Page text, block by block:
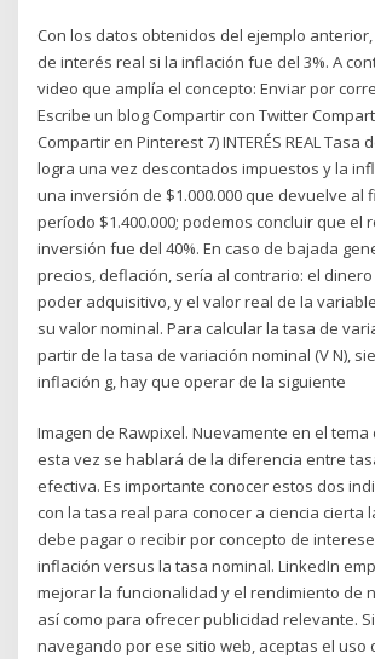
Con los datos obtenidos del ejemplo
de interés real si la inflación fue del 3%. A
video que amplía el concepto: Enviar por
Escribe un blog Compartir con Twitter
Compartir en Pinterest 7) INTERÉS REAL Tasa
logra una vez descontados impuestos y la
una inversión de $1.000.000 que devuelve al
período $1.400.000; podemos concluir que el
inversión fue del 40%. En caso de bajada
precios, deflación, sería al contrario: el
poder adquisitivo, y el valor real de la
su valor nominal. Para calcular la tasa de
partir de la tasa de variación nominal (V N),
inflación g, hay que operar de la siguiente
Imagen de Rawpixel. Nuevamente en el
esta vez se hablará de la diferencia entre
efectiva. Es importante conocer estos dos
con la tasa real para conocer a ciencia cierta
debe pagar o recibir por concepto de
inflación versus la tasa nominal. LinkedIn
mejorar la funcionalidad y el rendimiento de
así como para ofrecer publicidad relevante.
navegando por ese sitio web, aceptas el uso